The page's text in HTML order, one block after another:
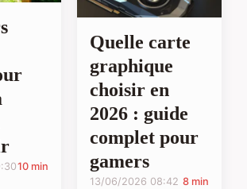
10 min
Quelle carte
graphique
choisir en
2026 : guide
complet pour
gamers
13/06/2026 08:42 8 min